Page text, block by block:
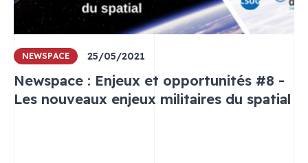
NEWSPACE 25/05/2021
Newspace : Enjeux et opportunités #8 -
Les nouveaux enjeux militaires du spatial